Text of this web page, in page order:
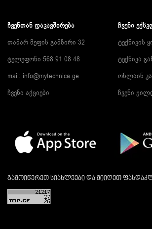
ᲩᲕᲔᲜᲗᲐᲜ ᲓᲐᲙᲐᲕᲨᲘᲠᲔᲑᲐ
თამარ მეფის გამზირი 32
ტელეფონი 568 91 08 48
mail: info@mytechnica.ge
ჩვენი აქციები
ᲩᲕᲔᲜᲘ
ტექნიკის
ტექნიკა
ონლაინ
ჩვენი
გამოიწერეთ სიახლეები და მიიღეთ